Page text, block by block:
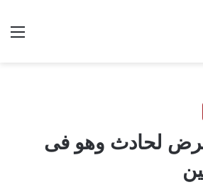
لحادث وهو فى